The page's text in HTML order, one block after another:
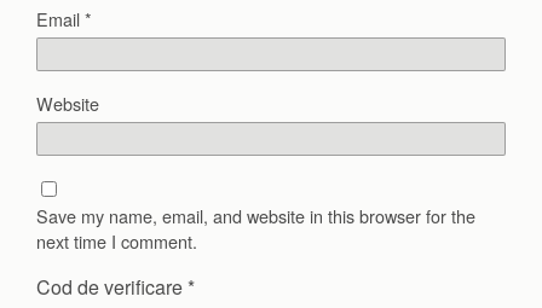
Email*
Website
Save my name, email, and website in this browser for the
next time I comment.
Cod de verificare *